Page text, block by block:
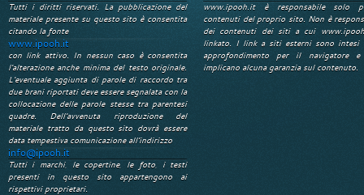
Tutti i diritti riservati. La pubblicazione del
materiale presente su questo sito è consentita
citando la fonte
www.ipooh.it
con link attivo. In nessun caso è consentita
l'alterazione anche minima del testo originale.
L'eventuale aggiunta di parole di raccordo tra
due brani riportati deve essere segnalata con la
collocazione delle parole stesse tra parentesi
quadre. Dell'avvenuta riproduzione del
materiale tratto da questo sito dovrà essere
data tempestiva comunicazione all'indirizzo
info@ipooh.it
Tutti i marchi, le copertine, le foto, i testi
presenti in questo sito appartengono ai
rispettivi proprietari.
www.ipooh.it è responsabile solo
contenuti del proprio sito. Non è
dei contenuti dei siti a cui
linkato. I link a siti esterni sono intesi
approfondimento per il navigatore
implicano alcuna garanzia sul contenuto.